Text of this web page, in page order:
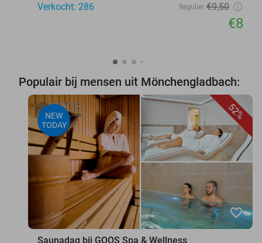
Verkocht: 286 Regulier €9,50
€8
Populair bij mensen uit Mönchengladbach:
52%
NEW
TODAY
favorite_border
Saunadag bij GOOS Spa & Wellness